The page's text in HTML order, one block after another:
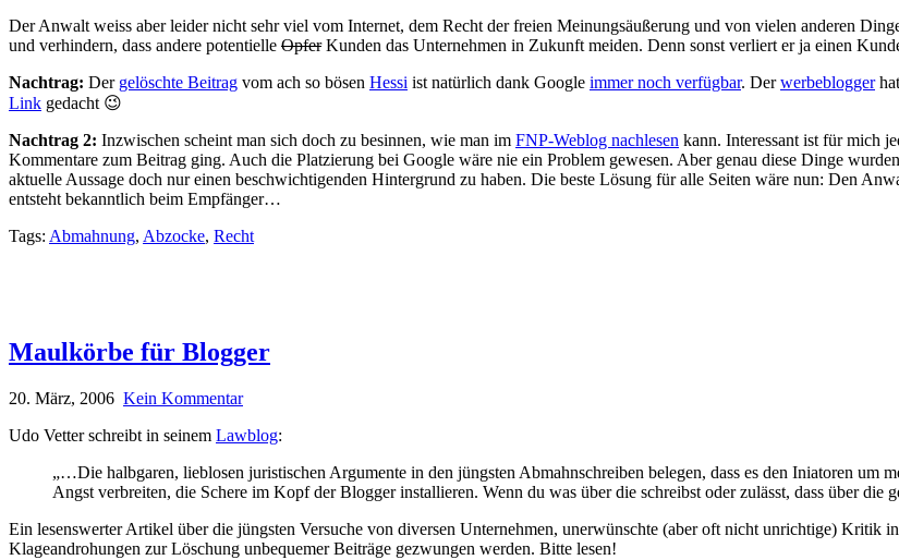
Der Anwalt weiss aber leider nicht sehr viel vom Internet, dem Recht der freien Meinungsäußerung und von vielen anderen
und verhindern, dass andere potentielle OpferKunden das Unternehmen in Zukunft meiden. Denn sonst verliert er ja einen
Nachtrag: Der gelöschte Beitrag vom ach so bösen Hessi ist natürlich dank Google immer noch verfügbar. Derwerbeblogger
Link gedacht 😉
Nachtrag 2: Inzwischen scheint man sich doch zu besinnen, wie man im FNP-Weblog nachlesen kann. Interessant ist für mich
Kommentare zum Beitrag ging. Auch die Platzierung bei Google wäre nie ein Problem gewesen. Aber genau diese Dinge
aktuelle Aussage doch nur einen beschwichtigenden Hintergrund zu haben. Die beste Lösung für alle Seiten wäre nun: Den
entsteht bekanntlich beim Empfänger…
Tags: Abmahnung, Abzocke, Recht
Maulkörbe für Blogger
20. März, 2006 Kein Kommentar
Udo Vetter schreibt in seinem Lawblog:
„…Die halbgaren, lieblosen juristischen Argumente in den jüngsten Abmahnschreiben belegen, dass es den Iniatoren
Angst verbreiten, die Schere im Kopf der Blogger installieren. Wenn du was über die schreibst oder zulässt, dass über
Ein lesenswerter Artikel über die jüngsten Versuche von diversen Unternehmen, unerwünschte (aber oft nicht unrichtige) Kritik
Klageandrohungen zur Löschung unbequemer Beiträge gezwungen werden. Bitte lesen!